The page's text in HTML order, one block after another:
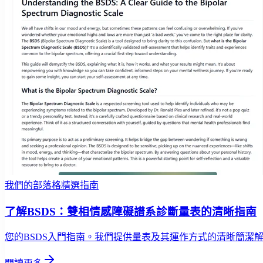
我們的部落格精選指南
了解BSDS：雙相情感障礙譜系診斷量表的清晰指南
您的BSDS入門指南。我們提供量表及其運作方式的清晰簡潔